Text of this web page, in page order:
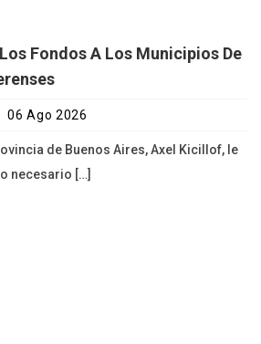
Fondos A Los Municipios De
06 Ago 2026
de Buenos Aires, Axel Kicillof, le
necesario […]